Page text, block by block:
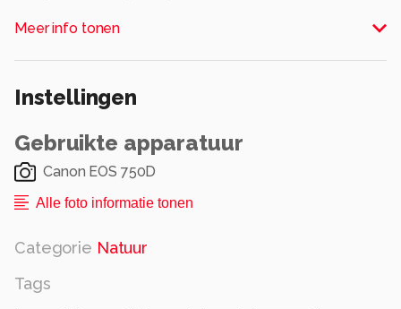
blauwe lucht.
Meer info tonen
Instellingen
Gebruikte apparatuur
Canon EOS 750D
Alle foto informatie tonen
Categorie Natuur
Tags